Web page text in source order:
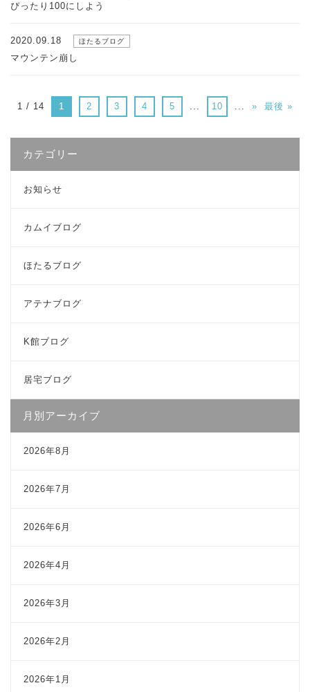
ぴったり100にしよう
2020.09.18 ほたるブログ
マウンテン崩し
1 / 14 1 2 3 4 5 ... 10 ... » 最後 »
カテゴリー
お知らせ
カムイブログ
ほたるブログ
アテナブログ
K館ブログ
居宅ブログ
月別アーカイブ
2026年8月
2026年7月
2026年6月
2026年4月
2026年3月
2026年2月
2026年1月